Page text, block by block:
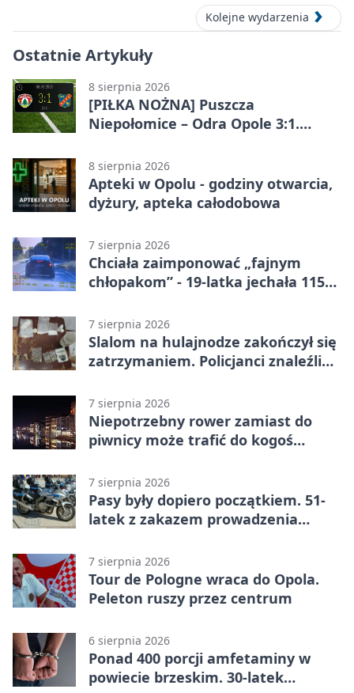
Kolejne wydarzenia
Ostatnie Artykuły
8 sierpnia 2026
[PIŁKA NOŻNA] Puszcza
Niepołomice – Odra Opole 3:1.
ligi
8 sierpnia 2026
Apteki w Opolu - godziny otwarcia,
dyżury, apteka całodobowa
7 sierpnia 2026
Chciała zaimponować „fajnym
chłopakom” - 19-latka jechała 115
7 sierpnia 2026
Slalom na hulajnodze zakończył się
zatrzymaniem. Policjanci znaleźli
7 sierpnia 2026
Niepotrzebny rower zamiast do
piwnicy może trafić do kogoś
7 sierpnia 2026
Pasy były dopiero początkiem. 51-
latek z zakazem prowadzenia
7 sierpnia 2026
Tour de Pologne wraca do Opola.
Peleton ruszy przez centrum
6 sierpnia 2026
Ponad 400 porcji amfetaminy w
powiecie brzeskim. 30-latek